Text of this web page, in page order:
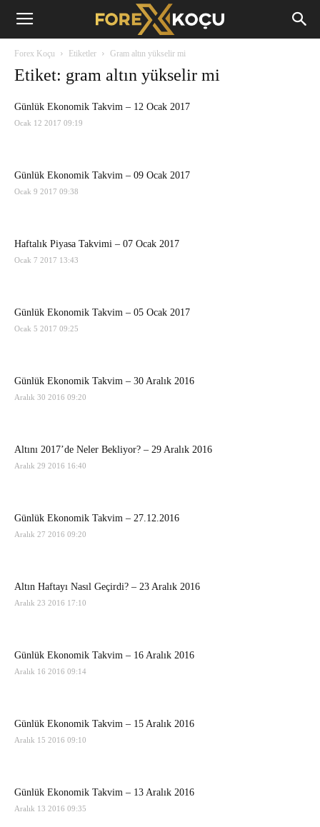
Forex
Forex Koçu Etiketler Gram altın yükselir mi
Etiket: gram altın yükselir mi
Günlük Ekonomik Takvim – 12 Ocak 2017
Ocak 12 2017 09:19
Günlük Ekonomik Takvim – 09 Ocak 2017
Ocak 9 2017 09:38
Haftalık Piyasa Takvimi – 07 Ocak 2017
Ocak 7 2017 13:43
Günlük Ekonomik Takvim – 05 Ocak 2017
Ocak 5 2017 09:25
Günlük Ekonomik Takvim – 30 Aralık 2016
Aralık 30 2016 09:20
Altını 2017’de Neler Bekliyor? – 29 Aralık 2016
Aralık 29 2016 16:40
Günlük Ekonomik Takvim – 27.12.2016
Aralık 27 2016 09:20
Altın Haftayı Nasıl Geçirdi? – 23 Aralık 2016
Aralık 23 2016 17:10
Günlük Ekonomik Takvim – 16 Aralık 2016
Aralık 16 2016 09:14
Günlük Ekonomik Takvim – 15 Aralık 2016
Aralık 15 2016 09:10
Günlük Ekonomik Takvim – 13 Aralık 2016
Aralık 13 2016 09:35